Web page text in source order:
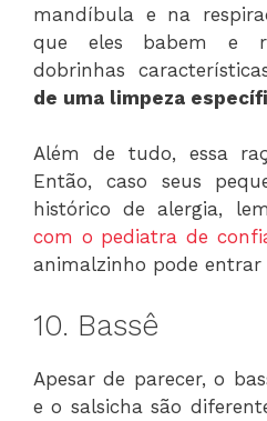
mandíbula e na
que eles babem e
dobrinhas
de uma limpeza
Além de tudo, essa
Então, caso seus
histórico de alergia,
com o pediatra de
animalzinho pode
10. Bassê
Apesar de parecer, o
e o salsicha são